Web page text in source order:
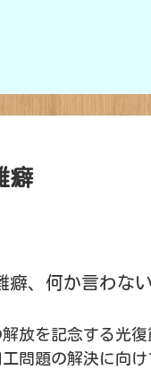
癖
癖、何か言わな
放を記念する光
問題の解決に向